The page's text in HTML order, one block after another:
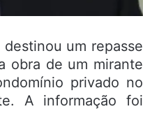
um repasse
obra de um mirante
privado no
A informação foi